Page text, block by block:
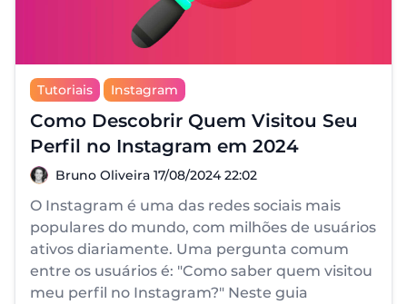
Tutoriais Instagram
Como Descobrir Quem Visitou Seu
Perfil no Instagram em 2024
Bruno Oliveira
Bruno Oliveira 17/08/2024 22:02
O Instagram é uma das redes sociais mais
populares do mundo, com milhões de usuários
ativos diariamente. Uma pergunta comum
entre os usuários é: "Como saber quem visitou
meu perfil no Instagram?" Neste guia